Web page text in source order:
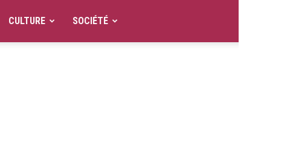
CULTURE SOCIÉTÉ